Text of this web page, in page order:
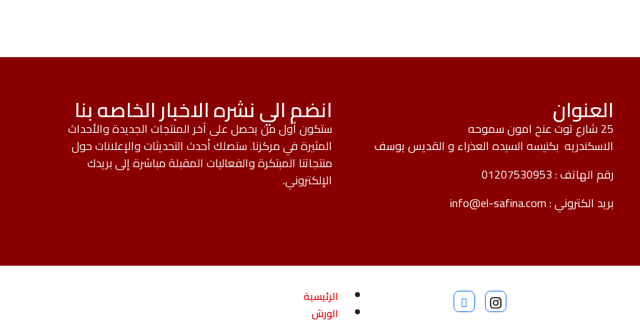
العنوان
25 شارع توت عنخ امون سموحه
الاسكندريه بكنيسه السيده العذراء و القديس يوسف
رقم الهاتف :01207530953
بريد الكتروني :info@el-safina.com
انضم الي نشره الاخبار الخاصه بنا
ستكون أول من يحصل على آخر المنتجات الجديدة والأحداث
المثيرة في مركزنا. ستصلك أحدث التحديثات والإعلانات حول
منتجاتنا المبتكرة والفعاليات المقبلة مباشرة إلى بريدك
الإلكتروني.
الرئيسية
الورش